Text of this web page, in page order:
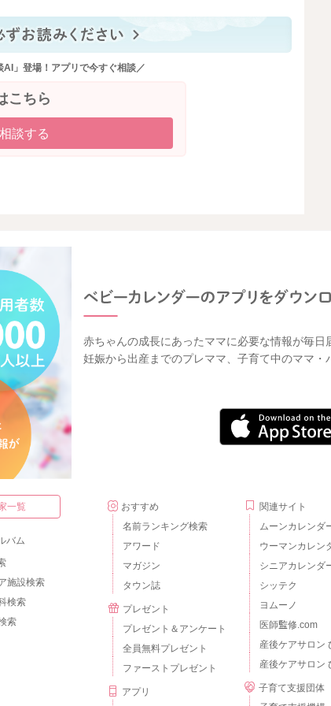
」登場！アプリで今すぐ相談／
こちら
談する
赤ちゃんの成長にあったママに必要な情報が毎日
妊娠から出産までのプレママ、子育て中のママ
一覧
バム
施設検索
検索
索
おすすめ
名前ランキング検索
アワード
マガジン
タウン誌
プレゼント
プレゼント＆アンケート
全員無料プレゼント
ファーストプレゼント
アプリ
関連サイト
ムーンカレンダ
ウーマンカレン
シニアカレンダ
シッテク
ヨムーノ
医師監修.com
産後ケアサロン
産後ケアサロン
子育て支援団体